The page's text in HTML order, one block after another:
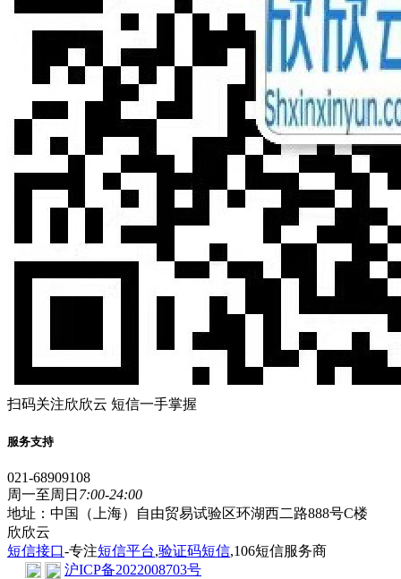
扫码关注欣欣云 短信一手掌握
服务支持
021-68909108
周一至周日 7:00-24:00
地址：中国（上海）自由贸易试验区环湖西二路888号C楼
欣欣云
短信接口-专注短信平台,验证码短信,106短信服务商
沪ICP备2022008703号